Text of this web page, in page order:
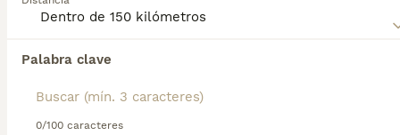
Palabra clave
0/100 caracteres
para obtener más información sobre esta raza.
Encontramos 0 Mudi Perros en adopcion en
Si deseas exactamente esta búsqueda guarda tu
búsqueda y espera el resultado perfecto: